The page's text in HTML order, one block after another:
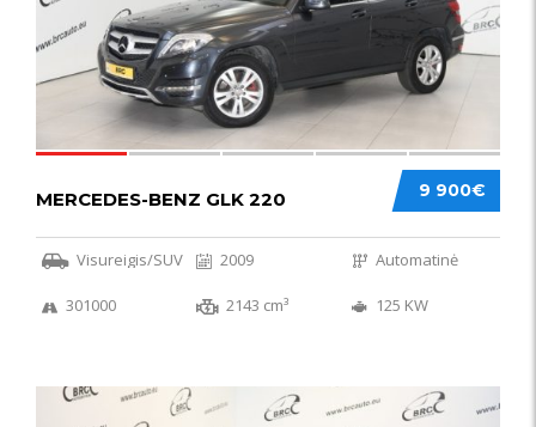
9 900€
MERCEDES-BENZ GLK 220
Visureigis/SUV 2009 Automatinė
301000 2143 cm³ 125 KW